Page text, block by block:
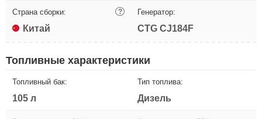
Страна сборки: ?
Китай
Генератор:
CTG CJ184F
Топливные характеристики
Топливный бак:
105 л
Тип топлива:
Дизель